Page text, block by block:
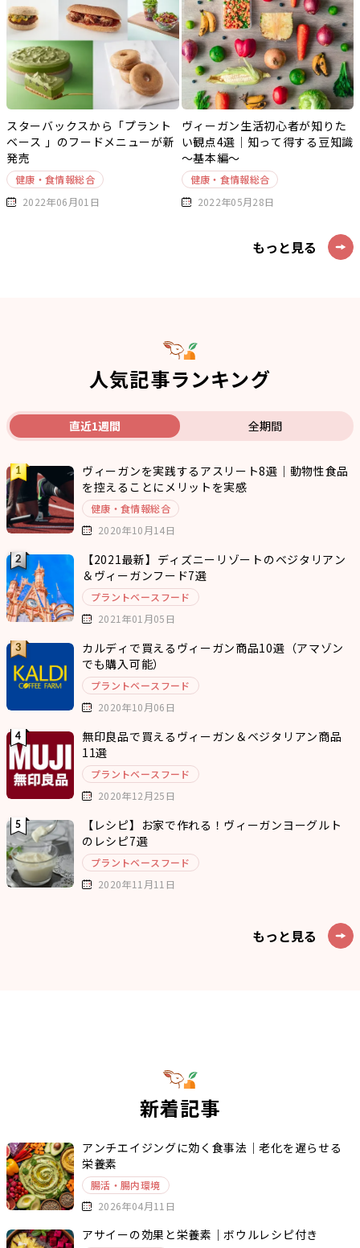
スターバックスから「プラント
ベース 」のフードメニューが新
発売
健康・食情報総合
2022年06月01日
ヴィーガン生活初心者が知りた
い観点4選｜知って得する豆知識
～基本編～
健康・食情報総合
2022年05月28日
もっと見る
人気記事ランキング
直近1週間 全期間
ヴィーガンを実践するアスリート8選｜動物性食品
を控えることにメリットを実感
健康・食情報総合
2020年10月14日
【2021最新】ディズニーリゾートのベジタリアン
＆ヴィーガンフード7選
プラントベースフード
2021年01月05日
カルディで買えるヴィーガン商品10選（アマゾン
でも購入可能）
プラントベースフード
2020年10月06日
無印良品で買えるヴィーガン＆ベジタリアン商品
11選
プラントベースフード
2020年12月25日
【レシピ】お家で作れる！ヴィーガンヨーグルト
のレシピ7選
プラントベースフード
2020年11月11日
もっと見る
新着記事
アンチエイジングに効く食事法｜老化を遅らせる
栄養素
腸活・腸内環境
2026年04月11日
アサイーの効果と栄養素｜ボウルレシピ付き